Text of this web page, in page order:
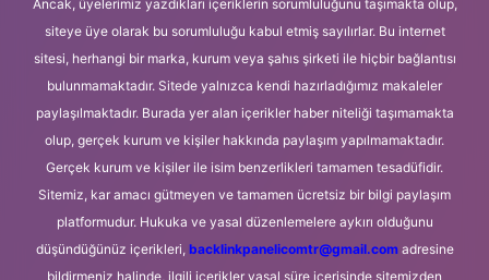
Ancak, üyelerimiz yazdıkları içeriklerin sorumluluğunu taşımakta olup,
siteye üye olarak bu sorumluluğu kabul etmiş sayılırlar. Bu internet
sitesi, herhangi bir marka, kurum veya şahıs şirketi ile hiçbir bağlantısı
bulunmamaktadır. Sitede yalnızca kendi hazırladığımız makaleler
paylaşılmaktadır. Burada yer alan içerikler haber niteliği taşımamakta
olup, gerçek kurum ve kişiler hakkında paylaşım yapılmamaktadır.
Gerçek kurum ve kişiler ile isim benzerlikleri tamamen tesadüfidir.
Sitemiz, kar amacı gütmeyen ve tamamen ücretsiz bir bilgi paylaşım
platformudur. Hukuka ve yasal düzenlemelere aykırı olduğunu
düşündüğünüz içerikleri, backlinkpanelicomtr@gmail.comadresine
bildirmeniz halinde, ilgili içerikler yasal süre içerisinde sitemizden